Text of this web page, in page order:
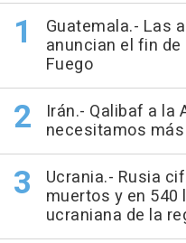
Guatemala.- Las
anuncian el fin
Fuego
Irán.- Qalibaf a la
necesitamos
Ucrania.- Rusia
muertos y en 540
ucraniana de la